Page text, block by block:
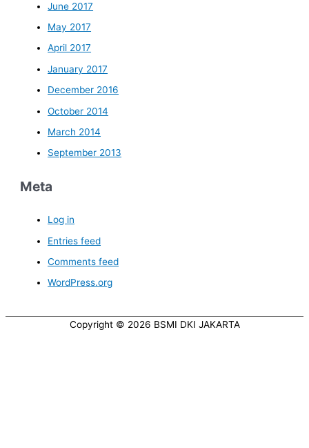
June 2017
May 2017
April 2017
January 2017
December 2016
October 2014
March 2014
September 2013
Meta
Log in
Entries feed
Comments feed
WordPress.org
Copyright © 2026 BSMI DKI JAKARTA